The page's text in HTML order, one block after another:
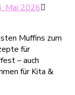
Mai 2026
Muffins zum
für
– auch
für Kita &